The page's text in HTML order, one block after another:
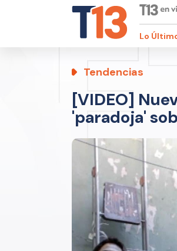
Lo
Tendencias
[VIDEO]
'paradoja'